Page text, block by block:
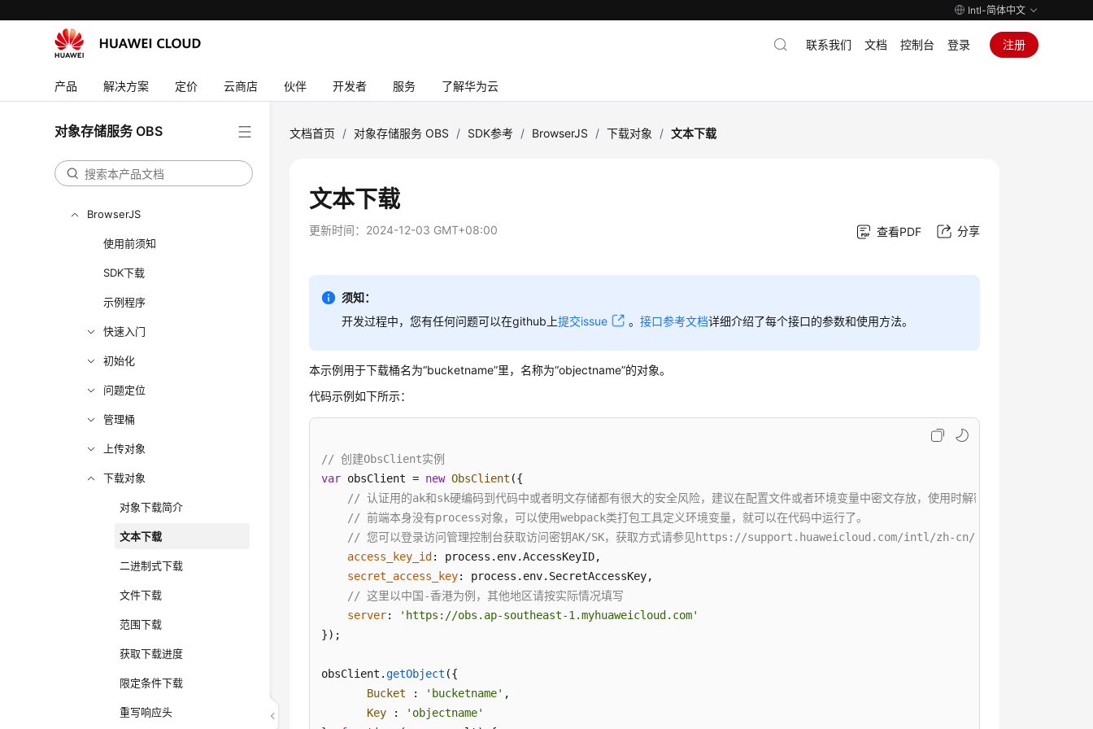
Intl-简体中文
产品 解决方案 定价 云商店 伙伴 开发者 服务 了解华为云
联系我们 文档 控制台 登录 注册
对象存储服务 OBS
SDK概述
Go
C
BrowserJS
使用前须知
SDK下载
示例程序
快速入门
初始化
问题定位
管理桶
上传对象
下载对象
对象下载简介
文本下载
二进制式下载
文件下载
范围下载
获取下载进度
限定条件下载
重写响应头
文档首页 / 对象存储服务 OBS / SDK参考 / BrowserJS / 下载对象 / 文本下载
文本下载
更新时间： 2024-12-03 GMT+08:00 查看PDF 分享
须知：
开发过程中，您有任何问题可以在github上提交issue 。接口参考文档详细介绍了每个接口的参数和使用方法。
本示例用于下载桶名为“bucketname”里，名称为“objectname”的对象。
代码示例如下所示：
// 创建ObsClient实例
var obsClient = new ObsClient ({
// 认证用的ak和sk硬编码到代码中或者明文存储都有很大的安全风险，建议在配置文件或者环境变量中密文存放，使用时解密，确保安全；本
// 前端本身没有process对象，可以使用webpack类打包工具定义环境变量，就可以在代码中运行了。
// 您可以登录访问管理控制台获取访问密钥AK/SK，获取方式请参见https://support.huaweicloud.com/intl/zh-cn/usermanual-ca/
access_key_id : process. env.AccessKeyID,
secret_access_key: process. env. SecretAccessKey,
// 这里以中国-香港为例，其他地区请按实际情况填写
server:
'https://obs.ap-southeast-1.myhuaweicloud.com'
});
obsClient.getObject ({
Bucket : 'bucketname' ,
Key :
'objectname'